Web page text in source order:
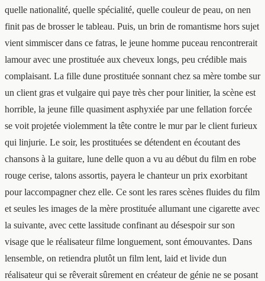
quelle nationalité, quelle spécialité, quelle couleur de peau, on nen
finit pas de brosser le tableau. Puis, un brin de romantisme hors sujet
vient simmiscer dans ce fatras, le jeune homme puceau rencontrerait
lamour avec une prostituée aux cheveux longs, peu crédible mais
complaisant. La fille dune prostituée sonnant chez sa mère tombe sur
un client gras et vulgaire qui paye très cher pour linitier, la scène est
horrible, la jeune fille quasiment asphyxiée par une fellation forcée
se voit projetée violemment la tête contre le mur par le client furieux
qui linjurie. Le soir, les prostituées se détendent en écoutant des
chansons à la guitare, lune delle quon a vu au début du film en robe
rouge cerise, talons assortis, payera le chanteur un prix exorbitant
pour laccompagner chez elle. Ce sont les rares scènes fluides du film
et seules les images de la mère prostituée allumant une cigarette avec
la suivante, avec cette lassitude confinant au désespoir sur son
visage que le réalisateur filme longuement, sont émouvantes. Dans
lensemble, on retiendra plutôt un film lent, laid et livide dun
réalisateur qui se rêverait sûrement en créateur de génie ne se posant